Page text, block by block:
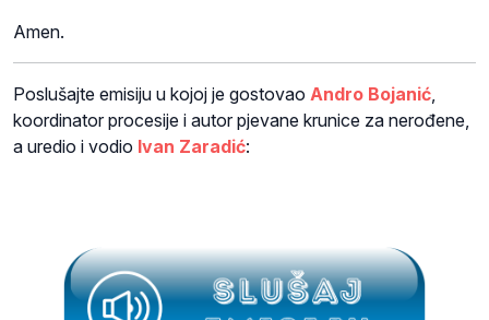
Amen.
Poslušajte emisiju u kojoj je gostovao Andro Bojanić
koordinator procesije i autor pjevane krunice za nerođene,
a uredio i vodio Ivan Zaradić: